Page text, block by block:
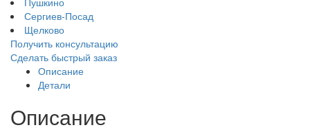
Сергиев-Посад
Щелково
Получить консультацию
Сделать быстрый заказ
Описание
Детали
Описание